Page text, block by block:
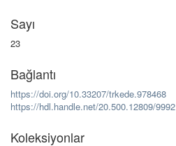
Sayı
23
Bağlantı
https://doi.org/10.33207/trkede.978468
https://hdl.handle.net/20.500.12809/9992
Koleksiyonlar